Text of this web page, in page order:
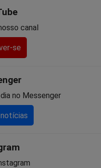
canal
se
no Messenger